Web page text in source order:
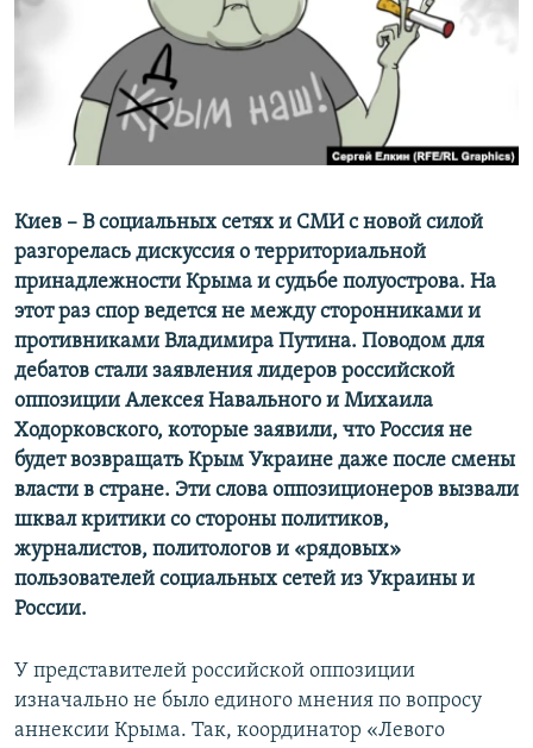
ПОБЕДИТЕЛЕЙ НЕ СУДЯТ?
КРЫМ.НЕПОКОРЕННЫЙ
ELIFBE
УКРАИНСКАЯ ПРОБЛЕМА КРЫМА
ПРИСОЕДИНЯЙТЕСЬ!
Киев – В социальных сетях и СМИ с новой силой
разгорелась дискуссия о территориальной
принадлежности Крыма и судьбе полуострова. На
этот раз спор ведется не между сторонниками и
противниками Владимира Путина. Поводом для
дебатов стали заявления лидеров российской
оппозиции Алексея Навального и Михаила
Ходорковского, которые заявили, что Россия не
будет возвращать Крым Украине даже после смены
власти в стране. Эти слова оппозиционеров вызвали
шквал критики со стороны политиков,
журналистов, политологов и «рядовых»
пользователей социальных сетей из Украины и
России.
У представителей российской оппозиции
изначально не было единого мнения по вопросу
аннексии Крыма. Так, координатор «Левого